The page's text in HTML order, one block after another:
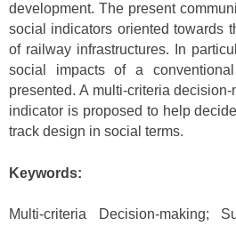
development. The present
social indicators oriented towards
of railway infrastructures. In
social impacts of a
presented. A multi-criteria
indicator is proposed to help
track design in social terms.
Keywords:
Multi-criteria Decision-making;